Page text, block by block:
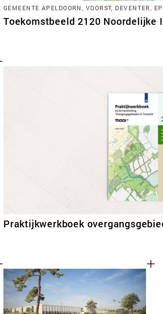
GEMEENTE APELDOORN, VOORST, DEVENTER,
Toekomstbeeld 2120 Noordelijke
Praktijkwerkboek